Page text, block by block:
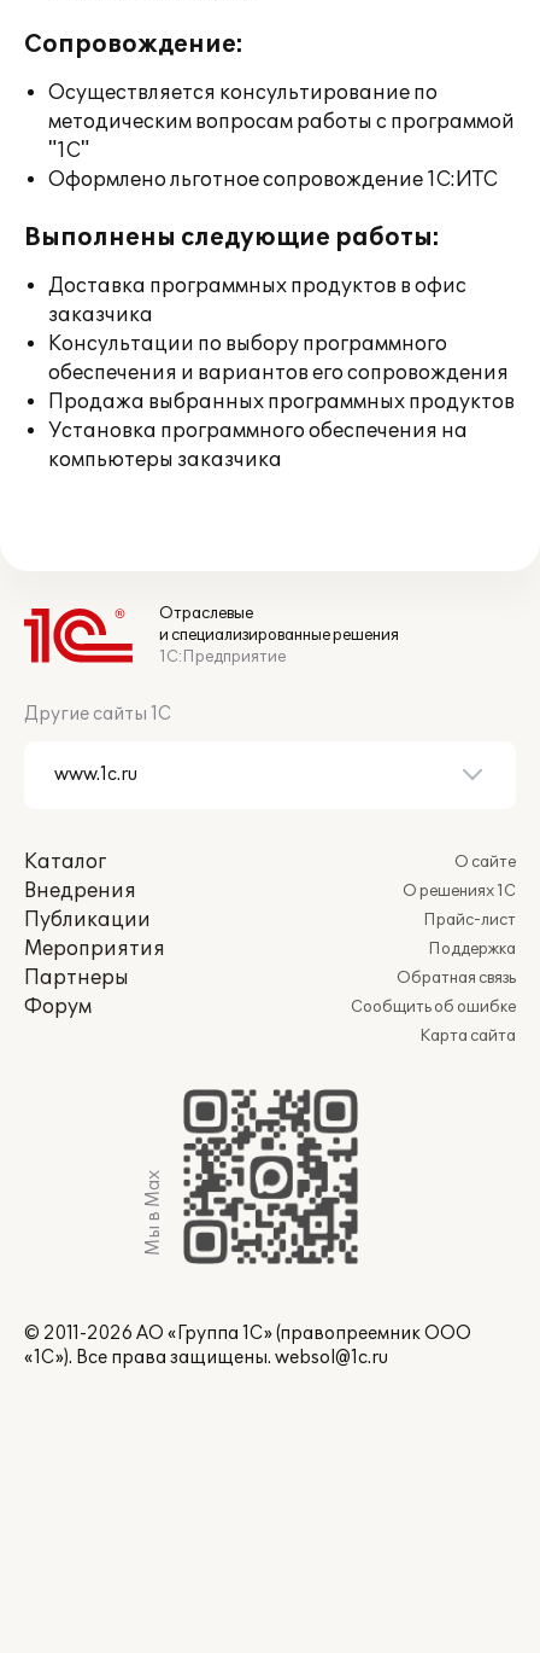
Сопровождение:
Осуществляется консультирование по
методическим вопросам работы с программой
"1С"
Оформлено льготное сопровождение 1С:ИТС
Выполнены следующие работы:
Доставка программных продуктов в офис
заказчика
Консультации по выбору программного
обеспечения и вариантов его сопровождения
Продажа выбранных программных продуктов
Установка программного обеспечения на
компьютеры заказчика
Отраслевые
и специализированные решения
1С:Предприятие
Другие сайты 1С
Каталог
Внедрения
Публикации
Мероприятия
Партнеры
Форум
О сайте
О решениях 1С
Прайс-лист
Поддержка
Обратная связь
Сообщить об ошибке
Карта сайта
Мы в Max
© 2011-2026 АО «Группа 1С» (правопреемник ООО
«1С»). Все права защищены. websol@1c.ru